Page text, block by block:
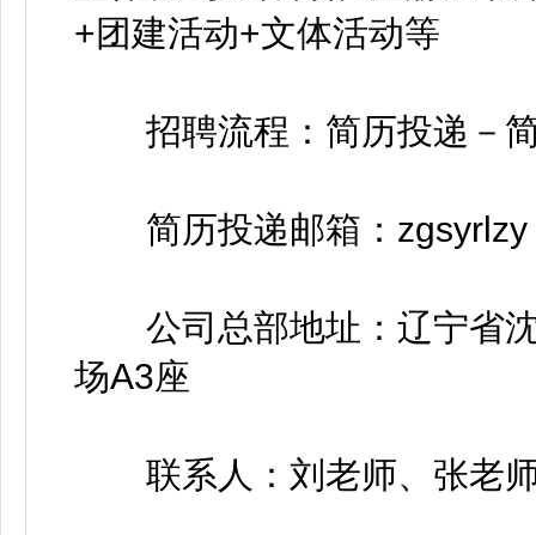
+团建活动+文体活动等
招聘流程：简历投递－简
简历投递邮箱：zgsyrlzy
公司总部地址：辽宁省沈
场A3座
联系人：刘老师、张老